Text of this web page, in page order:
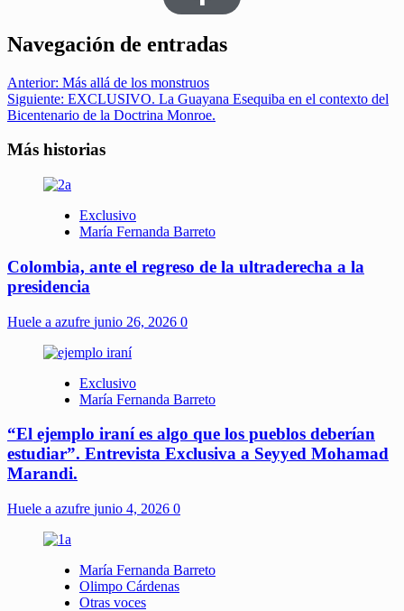
Navegación de entradas
Anterior: Más allá de los monstruos
Siguiente: EXCLUSIVO. La Guayana Esequiba en el contexto del
Bicentenario de la Doctrina Monroe.
Más historias
Exclusivo
María Fernanda Barreto
Colombia, ante el regreso de la ultraderecha a la
presidencia
Huele a azufre junio 26, 2026 0
Exclusivo
María Fernanda Barreto
“El ejemplo iraní es algo que los pueblos deberían
estudiar”. Entrevista Exclusiva a Seyyed Mohamad
Marandi.
Huele a azufre junio 4, 2026 0
María Fernanda Barreto
Olimpo Cárdenas
Otras voces